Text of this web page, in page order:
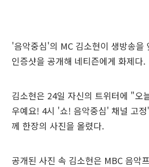
'음악중심'의 MC 김소현이 생방송을
인증샷을 공개해 네티즌에게 화제다.
김소현은 24일 자신의 트위터에 "오
우예요! 4시 '쇼! 음악중심' 채널 고
께 한장의 사진을 올렸다.
공개된 사진 속 김소현은 MBC 음악